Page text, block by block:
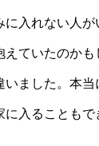
に入れない人
えていたのか
いました。本
入ることもで